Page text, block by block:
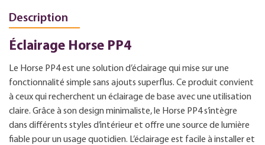
Description
Éclairage Horse PP4
Le Horse PP4 est une solution d’éclairage qui mise sur une
fonctionnalité simple sans ajouts superflus. Ce produit convient
à ceux qui recherchent un éclairage de base avec une utilisation
claire. Grâce à son design minimaliste, le Horse PP4 s’intègre
dans différents styles d’intérieur et offre une source de lumière
fiable pour un usage quotidien. L’éclairage est facile à installer et